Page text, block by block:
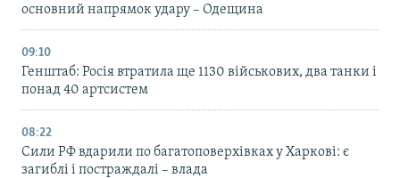
основний напрямок удару – Одещина
09:10
Генштаб: Росія втратила ще 1130 військових, два танки і
понад 40 артсистем
08:22
Сили РФ вдарили по багатоповерхівках у Харкові: є
загиблі і постраждалі – влада